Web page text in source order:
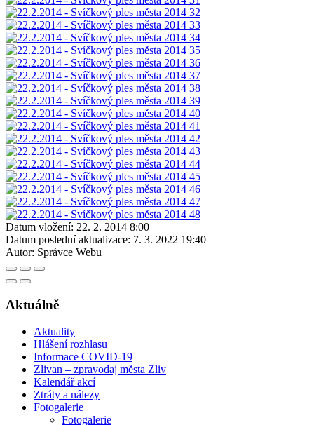
Datum vložení: 22. 2. 2014 8:00
Datum poslední aktualizace: 7. 3. 2022 19:40
Autor: Správce Webu
Aktuálně
Aktuality
Hlášení rozhlasu
Informace COVID-19
Zlivan – zpravodaj města Zliv
Kalendář akcí
Ztráty a nálezy
Fotogalerie
Fotogalerie